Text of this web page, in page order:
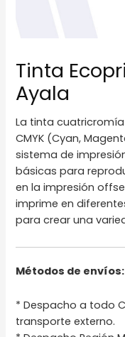
Tinta
Ayala
La tinta
CMYK (Cyan,
sistema de
básicas para
en la impresión
imprime en
para crear una
Métodos de envíos:
* Despacho a todo
transporte externo.